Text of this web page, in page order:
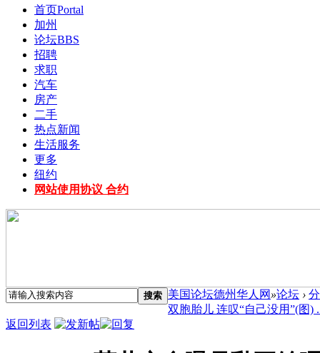
首页Portal
加州
论坛BBS
招聘
求职
汽车
房产
二手
热点新闻
生活服务
更多
纽约
网站使用协议 合约
搜索 美国论坛德州华人网 »论坛 ›
双胞胎儿 连叹“自己没用”(图)
返回列表